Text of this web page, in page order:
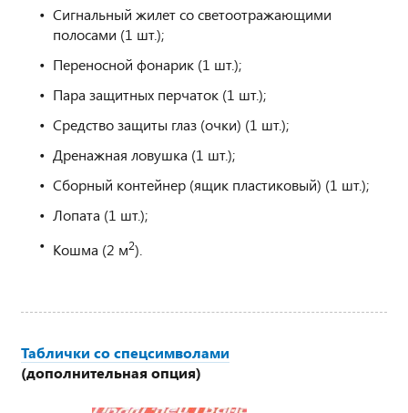
Сигнальный жилет со светоотражающими
полосами (1 шт.);
Переносной фонарик (1 шт.);
Пара защитных перчаток (1 шт.);
Средство защиты глаз (очки) (1 шт.);
Дренажная ловушка (1 шт.);
Сборный контейнер (ящик пластиковый) (1 шт.);
Лопата (1 шт.);
Кошма (2 м2).
Таблички со спецсимволами
(дополнительная опция)